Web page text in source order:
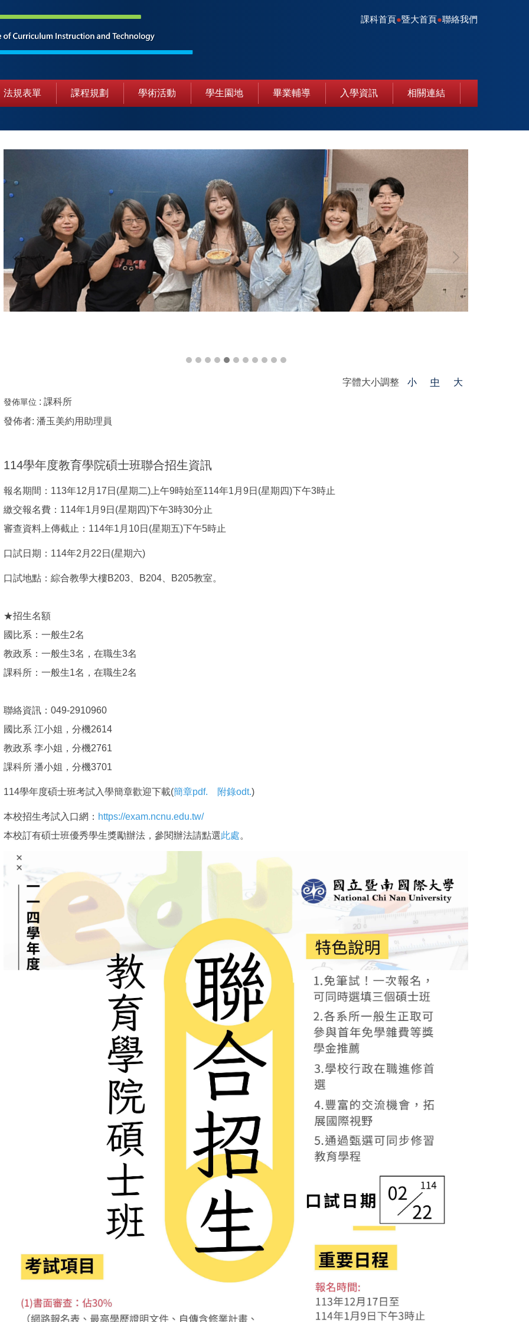
課科首頁●暨大首頁●聯絡我們
法規表單 課程規劃 學術活動 學生園地 畢業輔導 入學資訊 相關連結
字體大小調整 小 中 大
發佈單位 : 課科所
發佈者: 潘玉美約用助理員
114學年度教育學院碩士班聯合招生資訊
報名期間：113年12月17日(星期二)上午9時始至114年1月9日(星期四)下午3時止
繳交報名費：114年1月9日(星期四)下午3時30分止
審查資料上傳截止：114年1月10日(星期五)下午5時止
口試日期：114年2月22日(星期六)
口試地點：綜合教學大樓B203、B204、B205教室。
★招生名額
國比系：一般生2名
教政系：一般生3名，在職生3名
課科所：一般生1名，在職生2名
聯絡資訊：049-2910960
國比系 江小姐，分機2614
教政系 李小姐，分機2761
課科所 潘小姐，分機3701
114學年度碩士班考試入學簡章歡迎下載(簡章pdf. 附錄odt.)
本校招生考試入口網： https://exam.ncnu.edu.tw/
本校訂有碩士班優秀學生獎勵辦法，參閱辦法請點選此處。